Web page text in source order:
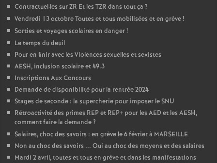
Contractuel·les sur ZR Et les TZR dans tout ça ?
Vendredi 13 octobre Toutes et tous mobilisées et en grève!
Sorties et voyages scolaires en danger!
Le temps du deuil
Pour en finir avec les Violences sexuelles et sexistes
AESH, inclusion scolaire et 49.3
Inscriptions Aux Concours
Demande de disponibilité pour la rentrée 2024
Stages de seconde : la supercherie pour imposer le SNU
Rétroactivité des primes REP et REP+ pour les AED et les AESH,
comment faire la demande?
Salaires, choc des savoirs : en grève le 6 février à MARSEILLE
Non au choc des savoirs ... Oui au choc des moyens et des salaires
Mardi 2 avril, toutes et tous en grève et dans les manifestations